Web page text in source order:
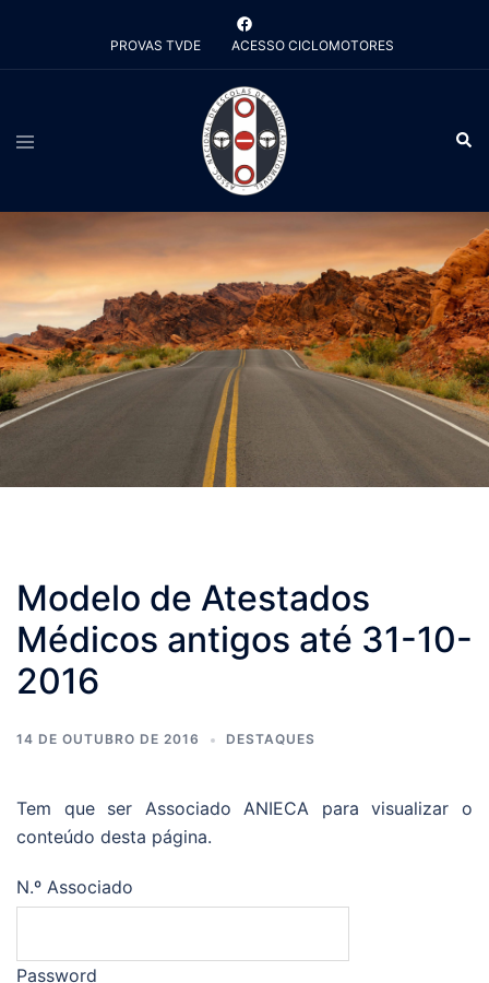
o
PROVAS TVDE ACESSO CICLOMOTORES
Alternar
menu
Modelo de Atestados
Médicos antigos até 31-10-
2016
14 DE OUTUBRO DE 2016 DESTAQUES
Tem que ser Associado ANIECA para visualizar o
conteúdo desta página.
N.º Associado
Password